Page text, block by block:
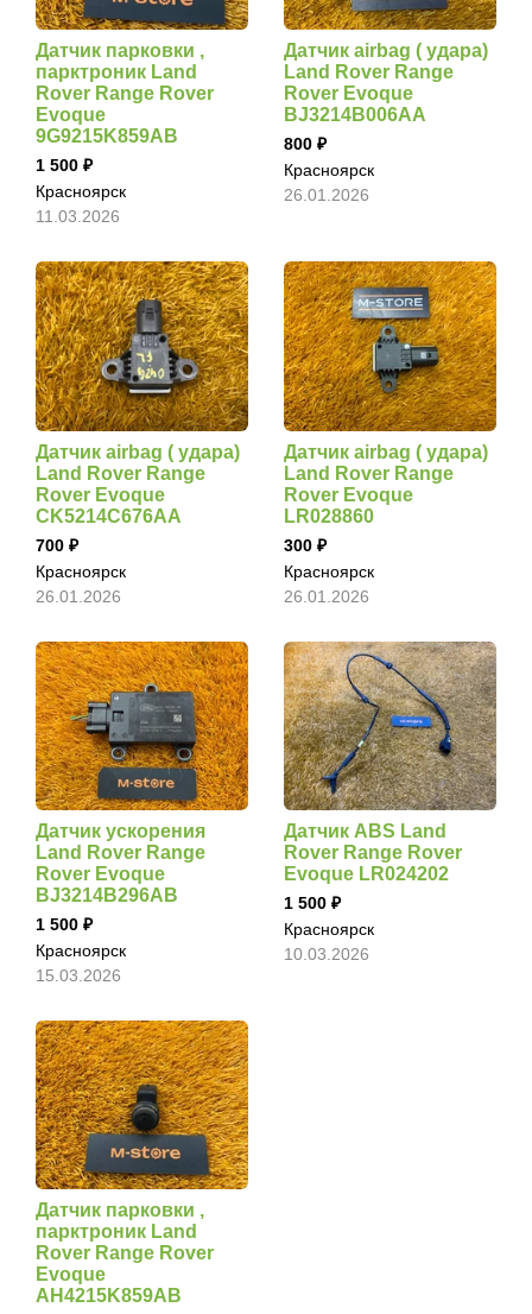
Датчик парковки ,
парктроник Land
Rover Range Rover
Evoque
9G9215K859AB
1 500
Красноярск
11.03.2026
Датчик airbag ( удара)
Land Rover Range
Rover Evoque
BJ3214B006AA
800
Красноярск
26.01.2026
Датчик airbag ( удара)
Land Rover Range
Rover Evoque
CK5214C676AA
700
Красноярск
26.01.2026
Датчик airbag ( удара)
Land Rover Range
Rover Evoque
LR028860
300
Красноярск
26.01.2026
Датчик ускорения
Land Rover Range
Rover Evoque
BJ3214B296AB
1 500
Красноярск
15.03.2026
Датчик ABS Land
Rover Range Rover
Evoque LR024202
1 500
Красноярск
10.03.2026
Датчик парковки ,
парктроник Land
Rover Range Rover
Evoque
AH4215K859AB